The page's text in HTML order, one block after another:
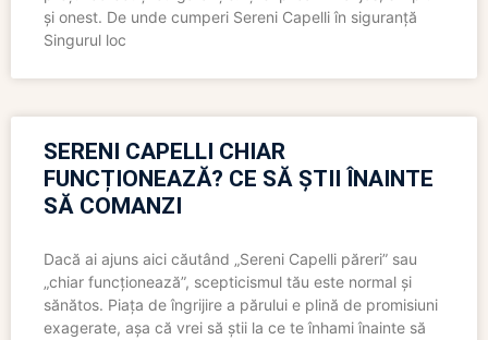
și onest. De unde cumperi Sereni Capelli în siguranță
Singurul loc
SERENI CAPELLI CHIAR
FUNCȚIONEAZĂ? CE SĂ ȘTII ÎNAINTE
SĂ COMANZI
Dacă ai ajuns aici căutând „Sereni Capelli păreri” sau
„chiar funcționează”, scepticismul tău este normal și
sănătos. Piața de îngrijire a părului e plină de promisiuni
exagerate, așa că vrei să știi la ce te înhami înainte să